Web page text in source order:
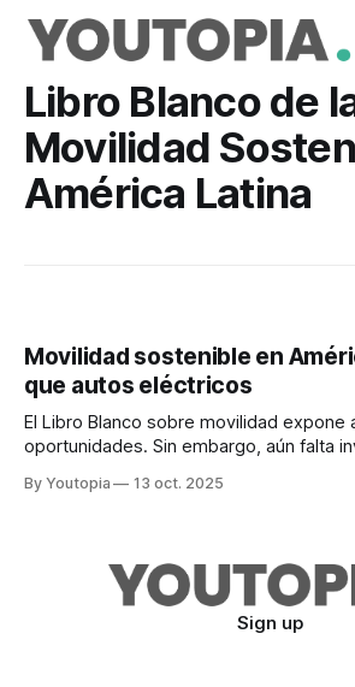
Libro Blanco de
Movilidad
América Latina
Movilidad sostenible en
que autos eléctricos
El Libro Blanco sobre movilidad expone
oportunidades. Sin embargo, aún falta
By Youtopia 13 oct. 2025
Sign up